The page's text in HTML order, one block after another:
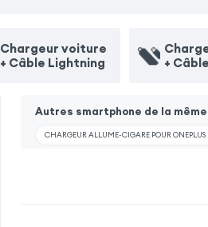
Chargeur voiture
+ Câble Lightning
+
Autres smartphone de la
CHARGEUR ALLUME-CIGARE POUR ONEPLUS